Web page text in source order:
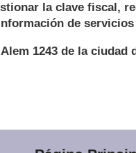
la clave fiscal,
de
1243 de la ciudad